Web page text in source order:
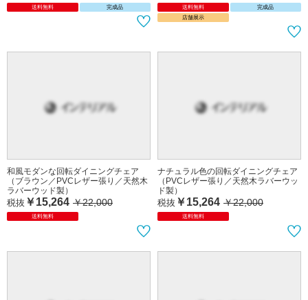
送料無料 完成品 送料無料
完成品
店舗展示
和風モダンな回転ダイニングチェア
（ブラウン／PVCレザー張り／天然木
ラバーウッド製）
税抜 ￥15,264 ￥22,000
送料無料
ナチュラル色の回転ダイニングチェア
（PVCレザー張り／天然木ラバーウッ
ド製）
税抜 ￥15,264 ￥22,000
送料無料